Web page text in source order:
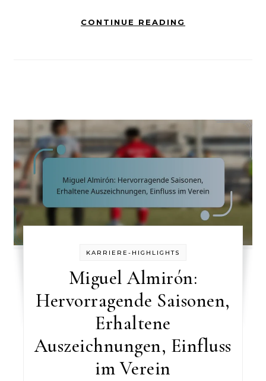
CONTINUE READING
KARRIERE-HIGHLIGHTS
Miguel Almirón:
Hervorragende Saisonen,
Erhaltene
Auszeichnungen, Einfluss
im Verein